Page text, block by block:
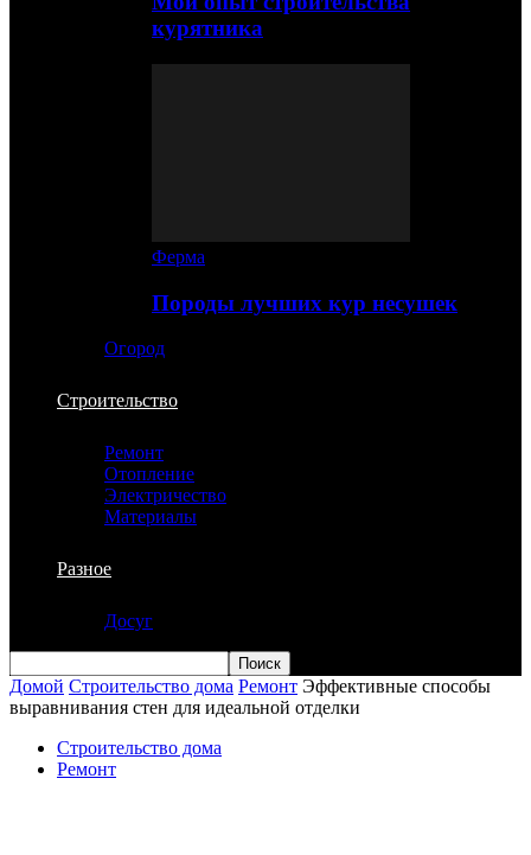
курятника
Ферма
Породы лучших кур несушек
Огород
Строительство
Ремонт
Отопление
Электричество
Материалы
Разное
Досуг
Домой Строительство дома Ремонт Эффективные способы
выравнивания стен для идеальной отделки
Строительство дома
Ремонт